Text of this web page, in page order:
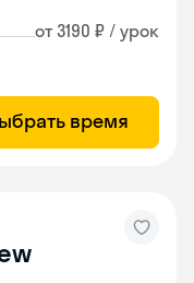
от 3190 ₽ / урок
время